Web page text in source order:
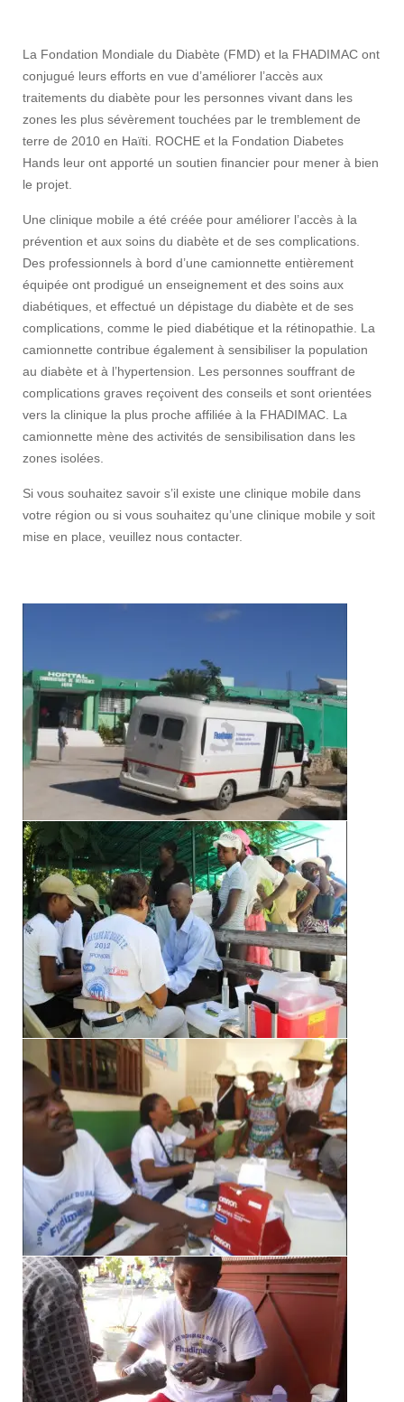
La Fondation Mondiale du Diabète (FMD) et la FHADIMAC ont
conjugué leurs efforts en vue d’améliorer l’accès aux
traitements du diabète pour les personnes vivant dans les
zones les plus sévèrement touchées par le tremblement de
terre de 2010 en Haïti. ROCHE et la Fondation Diabetes
Hands leur ont apporté un soutien financier pour mener à bien
le projet.
Une clinique mobile a été créée pour améliorer l’accès à la
prévention et aux soins du diabète et de ses complications.
Des professionnels à bord d’une camionnette entièrement
équipée ont prodigué un enseignement et des soins aux
diabétiques, et effectué un dépistage du diabète et de ses
complications, comme le pied diabétique et la rétinopathie. La
camionnette contribue également à sensibiliser la population
au diabète et à l’hypertension. Les personnes souffrant de
complications graves reçoivent des conseils et sont orientées
vers la clinique la plus proche affiliée à la FHADIMAC. La
camionnette mène des activités de sensibilisation dans les
zones isolées.
Si vous souhaitez savoir s’il existe une clinique mobile dans
votre région ou si vous souhaitez qu’une clinique mobile y soit
mise en place, veuillez nous contacter.